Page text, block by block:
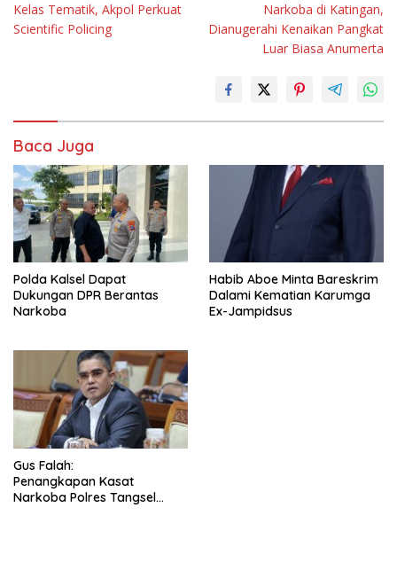
Kelas Tematik, Akpol Perkuat
Scientific Policing
Narkoba di Katingan,
Dianugerahi Kenaikan Pangkat
Luar Biasa Anumerta
Baca Juga
Polda Kalsel Dapat
Dukungan DPR Berantas
Narkoba
Habib Aboe Minta Bareskrim
Dalami Kematian Karumga
Ex-Jampidsus
Gus Falah:
Penangkapan Kasat
Narkoba Polres Tangsel